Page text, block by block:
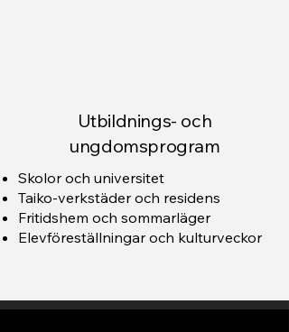
Utbildnings- och
ungdomsprogram
Skolor och universitet
Taiko-verkstäder och residens
Fritidshem och sommarläger
Elevföreställningar och kulturveckor